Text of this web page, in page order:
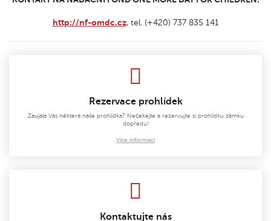
http://nf-omdc.cz, tel. (+420) 737 835 141
Rezervace prohlídek
Zaujala Vás některá naše prohlídka? Nečekejte a rezervujte si prohlídku zámku
dopředu!
Více informací
Kontaktujte nás